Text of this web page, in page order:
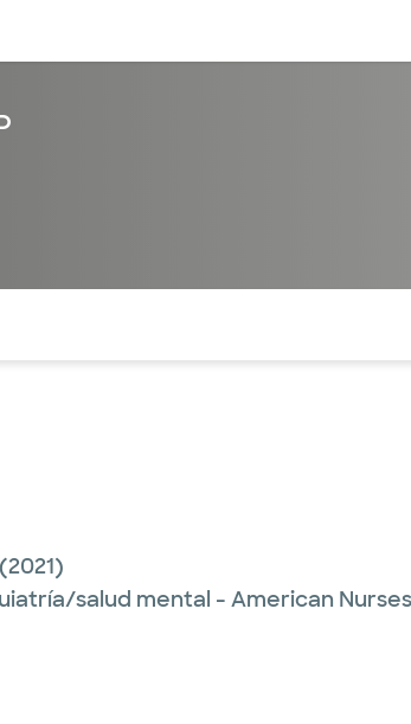
(2021)
salud mental - American